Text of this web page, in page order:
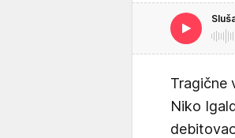
Tragične
Niko